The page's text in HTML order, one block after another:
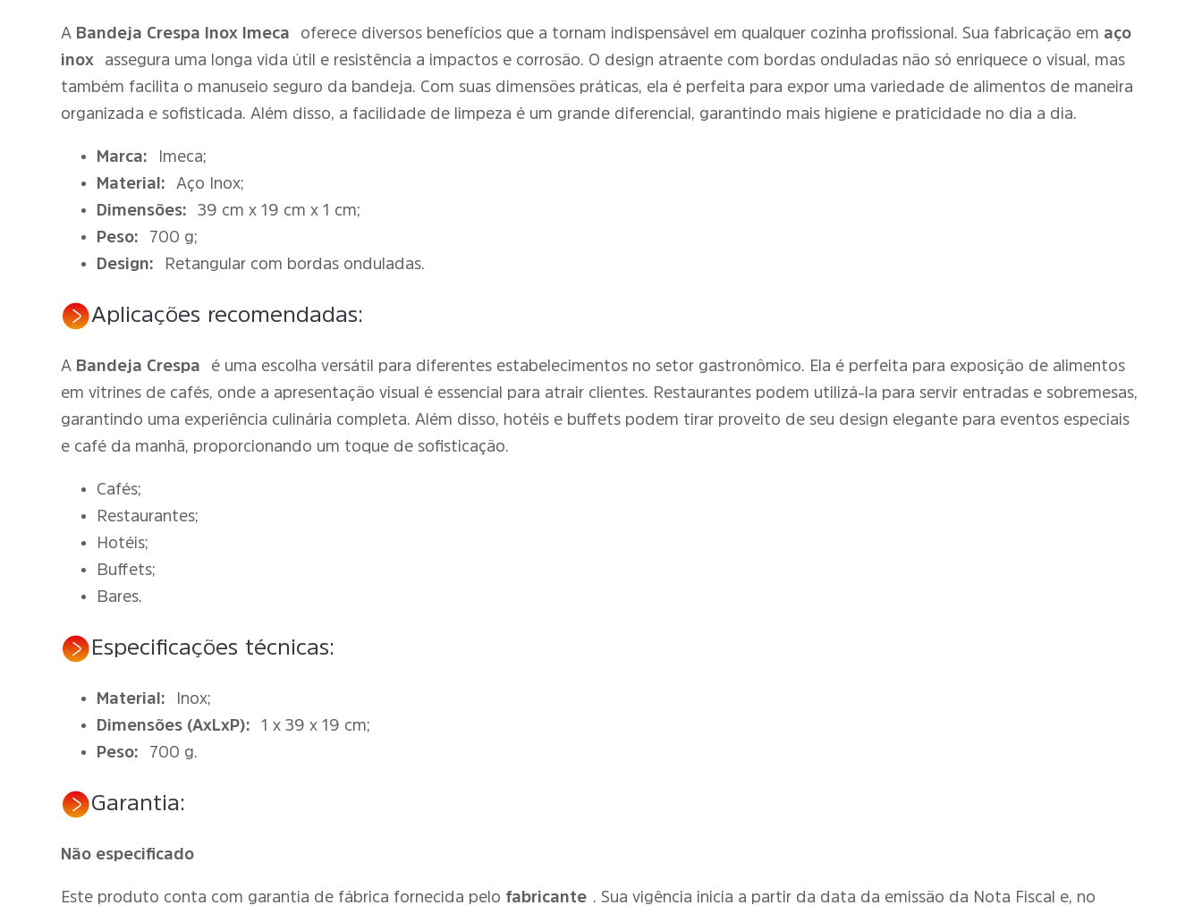
A Bandeja Crespa Inox Imeca oferece diversos benefícios que a tornam indispensável em qualquer cozinha profissional. Sua fabricação em aço
inox
assegura uma longa vida útil e resistência a impactos e corrosão. O design atraente com bordas onduladas não só enriquece o visual, mas
também facilita o manuseio seguro da bandeja. Com suas dimensões práticas, ela é perfeita para expor uma variedade de alimentos de maneira
organizada e sofisticada. Além disso, a facilidade de limpeza é um grande diferencial, garantindo mais higiene e praticidade no dia a dia.
Marca:
Imeca;
Material:
Aço Inox;
Dimensões:
39 cm x 19 cm x 1 cm;
Peso:
700 g;
Design:
Retangular com bordas onduladas.
Aplicações recomendadas:
A Bandeja Crespa
é uma escolha versátil para diferentes estabelecimentos no setor gastronômico. Ela é perfeita para exposição de alimentos
em vitrines de cafés, onde a apresentação visual é essencial para atrair clientes. Restaurantes podem utilizá-la para servir entradas e sobremesas,
garantindo uma experiência culinária completa. Além disso, hotéis e buffets podem tirar proveito de seu design elegante para eventos especiais
e café da manhã, proporcionando um toque de sofisticação.
Cafés;
Restaurantes;
Hotéis;
Buffets;
Bares.
Especificações técnicas:
Material:
Inox;
Dimensões (AxLxP):
1 x 39 x 19 cm;
Peso:
700 g.
Garantia:
Não especificado
Este produto conta com garantia de fábrica fornecida pelo fabricante
. Sua vigência inicia a partir da data da emissão da Nota Fiscal e, no